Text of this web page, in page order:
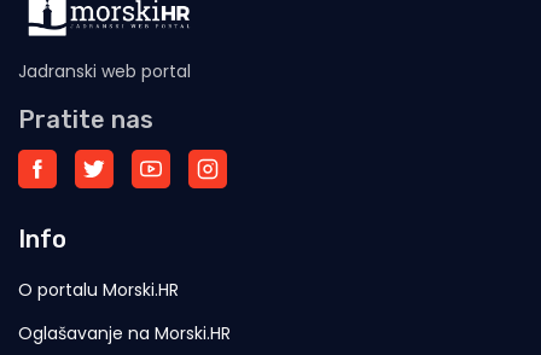
Jadranski web portal
Pratite nas
Info
O portalu Morski.HR
Oglašavanje na Morski.HR